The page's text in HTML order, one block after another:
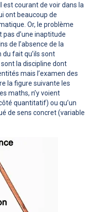
est courant de voir dans la
ont beaucoup de
Or, le problème
d’une inaptitude
de l’absence de la
fait qu’ils sont
la discipline dont
mais l’examen des
la figure suivante les
maths, n’y voient
quantitatif) ou qu’un
de sens concret (variable